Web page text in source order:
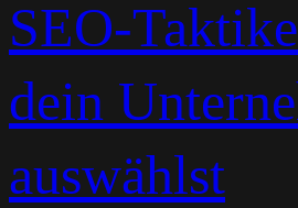
SEO-
dein
auswählst